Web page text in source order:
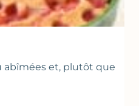
abîmées et, plutôt que